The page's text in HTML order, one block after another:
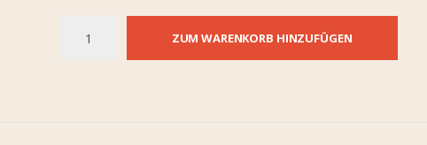
ZUM WARENKORB HINZUFÜGEN